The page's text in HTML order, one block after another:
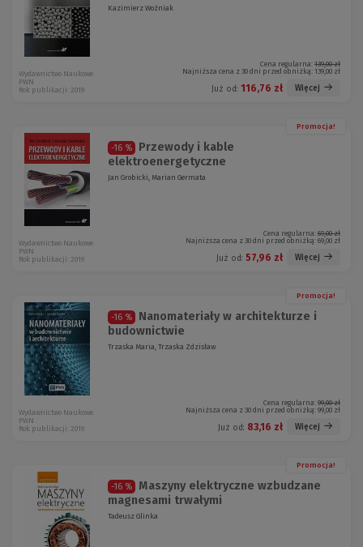
Kazimierz Woźniak
Cena regularna: 139,00 zł
Najniższa cena z 30 dni przed obniżką: 139,00 zł
Już od: 116,76 zł Więcej
Wydawnictwo Naukowe
PWN
Rok publikacji: 2019
Promocja!
-16 %
Przewody i kable
elektroenergetyczne
Jan Grobicki, Marian Germata
Cena regularna: 69,00 zł
Najniższa cena z 30 dni przed obniżką: 69,00 zł
Już od: 57,96 zł Więcej
Wydawnictwo Naukowe
PWN
Rok publikacji: 2019
Promocja!
-16 %
Nanomateriały w architekturze i
budownictwie
Trzaska Maria, Trzaska Zdzisław
Cena regularna: 99,00 zł
Najniższa cena z 30 dni przed obniżką: 99,00 zł
Już od: 83,16 zł Więcej
Wydawnictwo Naukowe
PWN
Rok publikacji: 2019
Promocja!
-16 %
Maszyny elektryczne wzbudzane
magnesami trwałymi
Tadeusz Glinka